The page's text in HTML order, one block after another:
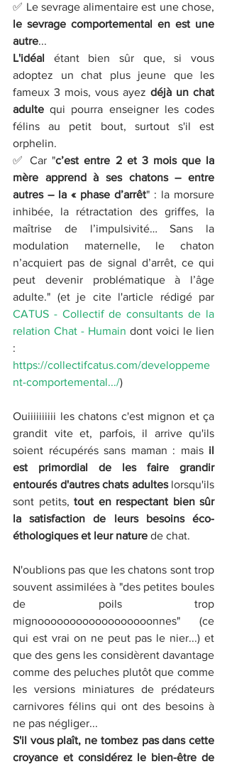
le sevrage comportemental en est une
autre...
L'idéal étant bien sûr que, si vous
adoptez un chat plus jeune que les
fameux 3 mois, vous ayez déjà un chat
adulte qui pourra enseigner les codes
félins au petit bout, surtout s'il est
orphelin.
✅ Car "c’est entre 2 et 3 mois que la
mère apprend à ses chatons – entre
autres – la « phase d’arrêt" : la morsure
inhibée, la rétractation des griffes, la
maîtrise de l’impulsivité… Sans la
modulation maternelle, le chaton
n’acquiert pas de signal d’arrêt, ce qui
peut devenir problématique à l’âge
CATUS - Collectif de consultants de la
relation Chat - Humain dont voici le lien
https://collectifcatus.com/developpeme
nt-comportemental.../)
Ouiiiiiiiiii les chatons c'est mignon et ça
grandit vite et, parfois, il arrive qu'ils
soient récupérés sans maman : mais il
est primordial de les faire grandir
entourés d'autres chats adultes lorsqu'ils
sont petits, tout en respectant bien sûr
la satisfaction de leurs besoins éco-
éthologiques et leur nature de chat.
N'oublions pas que les chatons sont trop
souvent assimilées à "des petites boules
de poils trop
mignoooooooooooooooooonnes" (ce
qui est vrai on ne peut pas le nier...) et
que des gens les considèrent davantage
comme des peluches plutôt que comme
les versions miniatures de prédateurs
carnivores félins qui ont des besoins à
ne pas négliger...
S'il vous plaît, ne tombez pas dans cette
croyance et considérez le bien-être de